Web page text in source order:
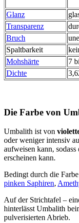
Glanz
Transparenz
Bruch
Spaltbarkeit
Mohshärte
7
Dichte
Die Farbe von
Umbalith ist von
oder weniger intensiv
aufweisen kann,
erscheinen kann.
Bedingt durch die
pinken Saphiren,
Auf der Strichtafel –
hinterlässt Umbalith
pulverisierten Abrieb.